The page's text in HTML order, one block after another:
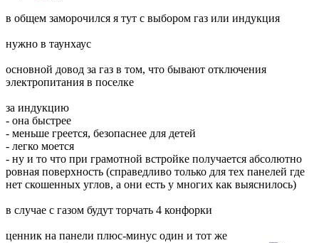
в общем заморочился я тут с выбором газ или индукция
нужно в таунхаус
основной довод за газ в том, что бывают отключения
электропитания в поселке
за индукцию
- она быстрее
- меньше греется, безопаснее для детей
- легко моется
- ну и то что при грамотной встройке получается абсолютно
ровная поверхность (справедливо только для тех панелей где
нет скошенных углов, а они есть у многих как выяснилось)
в случае с газом будут торчать 4 конфорки
ценник на панели плюс-минус один и тот же